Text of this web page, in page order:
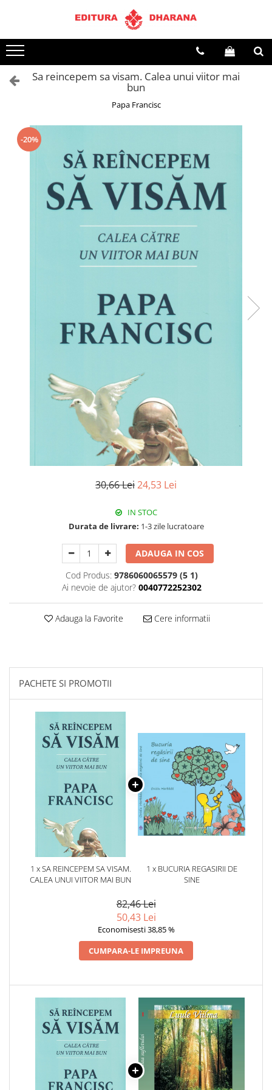
Terapii
Dietoterapie
Sa reincepem sa visam. Calea unui viitor mai
bun
Papa Francisc
-20%
30,66 Lei24,53 Lei
IN STOC
Durata de livrare: 1-3 zile lucratoare
ADAUGA IN COS
Cod Produs: 9786060065579 (5 1)
Ai nevoie de ajutor? 0040772252302
Adauga la Favorite Cere informatii
PACHETE SI PROMOTII
1 x SA REINCEPEM SA VISAM.
CALEA UNUI VIITOR MAI BUN
1 x BUCURIA REGASIRII DE
SINE
82,46 Lei
50,43 Lei
Economisesti 38,85 %
CUMPARA-LE IMPREUNA